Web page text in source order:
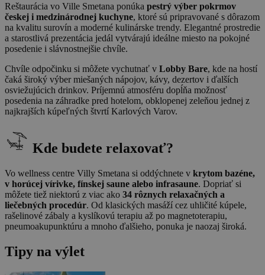
Reštaurácia vo Ville Smetana ponúka pestrý výber pokrmov
českej i medzinárodnej kuchyne, ktoré sú pripravované s dôrazom
na kvalitu surovín a moderné kulinárske trendy. Elegantné prostredie
a starostlivá prezentácia jedál vytvárajú ideálne miesto na pokojné
posedenie i slávnostnejšie chvíle.
Chvíle odpočinku si môžete vychutnať v Lobby Bare, kde na hostí
čaká široký výber miešaných nápojov, kávy, dezertov i ďalších
osviežujúcich drinkov. Príjemnú atmosféru dopĺňa možnosť
posedenia na záhradke pred hotelom, obklopenej zeleňou jednej z
najkrajších kúpeľných štvrtí Karlových Varov.
Kde budete relaxovať?
Vo wellness centre Villy Smetana si oddýchnete v krytom bazéne,
v horúcej vírivke, fínskej saune alebo infrasaune. Dopriať si
môžete tiež niektorú z viac ako 34 rôznych relaxačných a
liečebných procedúr. Od klasických masáží cez uhličité kúpele,
rašelinové zábaly a kyslíkovú terapiu až po magnetoterapiu,
pneumoakupunktúru a mnoho ďalšieho, ponuka je naozaj široká.
Tipy na výlet